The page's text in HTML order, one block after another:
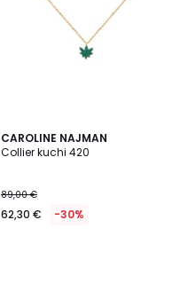
CAROLINE NAJMAN
Collier kuchi 420
89,00 €
62,30 € -30%